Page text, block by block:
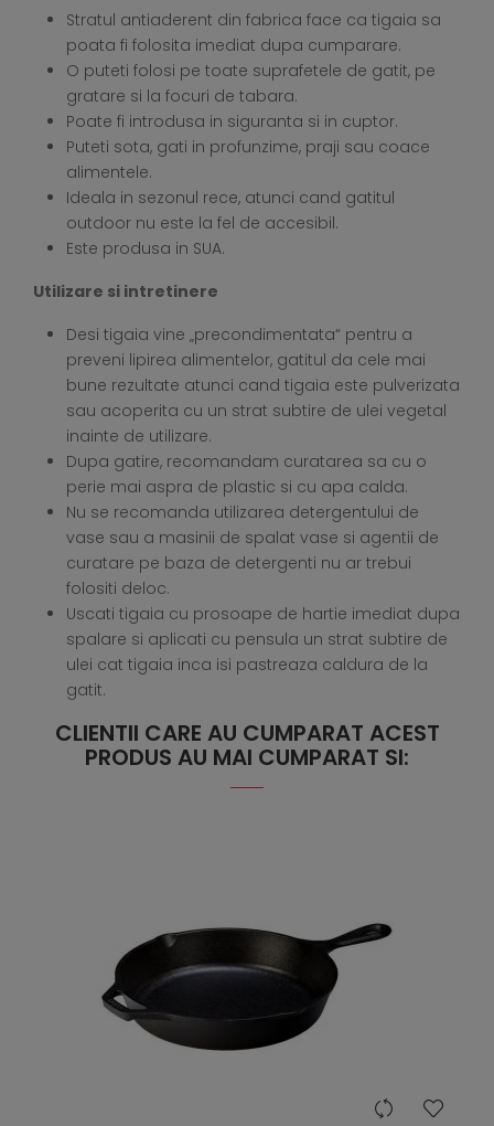
Stratul antiaderent din fabrica face ca tigaia sa
poata fi folosita imediat dupa cumparare.
O puteti folosi pe toate suprafetele de gatit, pe
gratare si la focuri de tabara.
Poate fi introdusa in siguranta si in cuptor.
Puteti sota, gati in profunzime, praji sau coace
alimentele.
Ideala in sezonul rece, atunci cand gatitul
outdoor nu este la fel de accesibil.
Este produsa in SUA.
Utilizare si intretinere
Desi tigaia vine „precondimentata“ pentru a
preveni lipirea alimentelor, gatitul da cele mai
bune rezultate atunci cand tigaia este pulverizata
sau acoperita cu un strat subtire de ulei vegetal
inainte de utilizare.
Dupa gatire, recomandam curatarea sa cu o
perie mai aspra de plastic si cu apa calda.
Nu se recomanda utilizarea detergentului de
vase sau a masinii de spalat vase si agentii de
curatare pe baza de detergenti nu ar trebui
folositi deloc.
Uscati tigaia cu prosoape de hartie imediat dupa
spalare si aplicati cu pensula un strat subtire de
ulei cat tigaia inca isi pastreaza caldura de la
gatit.
CLIENTII CARE AU CUMPARAT ACEST
PRODUS AU MAI CUMPARAT SI: